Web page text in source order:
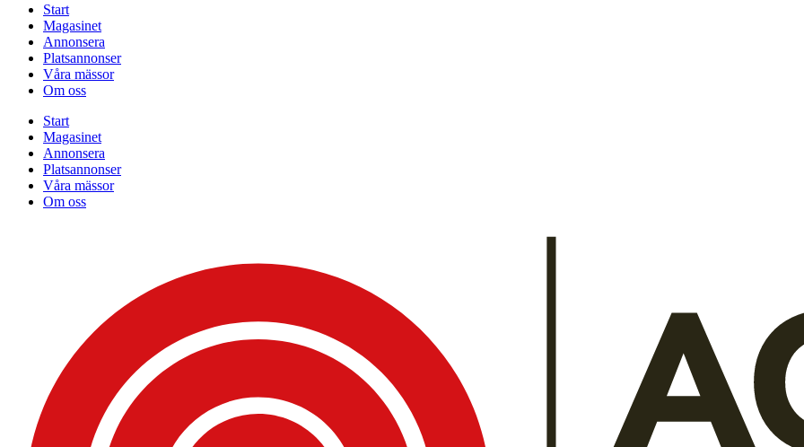
Start
Magasinet
Annonsera
Platsannonser
Våra mässor
Om oss
Start
Magasinet
Annonsera
Platsannonser
Våra mässor
Om oss